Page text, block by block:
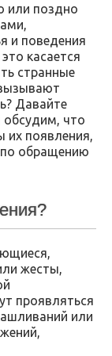
или поздно
и поведения
касается
странные
Давайте
обсудим, что
их появления,
обращению
жесты,
проявляться
или